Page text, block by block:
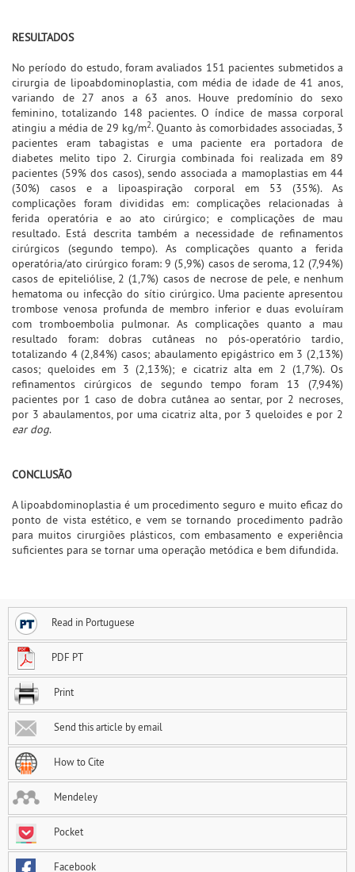
RESULTADOS
No período do estudo, foram avaliados 151 pacientes submetidos a
cirurgia de lipoabdominoplastia, com média de idade de 41 anos,
variando de 27 anos a 63 anos. Houve predomínio do sexo
feminino, totalizando 148 pacientes. O índice de massa corporal
atingiu a média de 29 kg/m2. Quanto às comorbidades associadas, 3
pacientes eram tabagistas e uma paciente era portadora de
diabetes melito tipo 2. Cirurgia combinada foi realizada em 89
pacientes (59% dos casos), sendo associada a mamoplastias em 44
(30%) casos e a lipoaspiração corporal em 53 (35%). As
complicações foram divididas em: complicações relacionadas à
ferida operatória e ao ato cirúrgico; e complicações de mau
resultado. Está descrita também a necessidade de refinamentos
cirúrgicos (segundo tempo). As complicações quanto a ferida
operatória/ato cirúrgico foram: 9 (5,9%) casos de seroma, 12 (7,94%)
casos de epiteliólise, 2 (1,7%) casos de necrose de pele, e nenhum
hematoma ou infecção do sítio cirúrgico. Uma paciente apresentou
trombose venosa profunda de membro inferior e duas evoluíram
com tromboembolia pulmonar. As complicações quanto a mau
resultado foram: dobras cutâneas no pós-operatório tardio,
totalizando 4 (2,84%) casos; abaulamento epigástrico em 3 (2,13%)
casos; queloides em 3 (2,13%); e cicatriz alta em 2 (1,7%). Os
refinamentos cirúrgicos de segundo tempo foram 13 (7,94%)
pacientes por 1 caso de dobra cutânea ao sentar, por 2 necroses,
por 3 abaulamentos, por uma cicatriz alta, por 3 queloides e por 2
ear dog.
CONCLUSÃO
A lipoabdominoplastia é um procedimento seguro e muito eficaz do
ponto de vista estético, e vem se tornando procedimento padrão
para muitos cirurgiões plásticos, com embasamento e experiência
suficientes para se tornar uma operação metódica e bem difundida.
Read in Portuguese
PDF PT
Print
Send this article by email
How to Cite
Mendeley
Pocket
Facebook